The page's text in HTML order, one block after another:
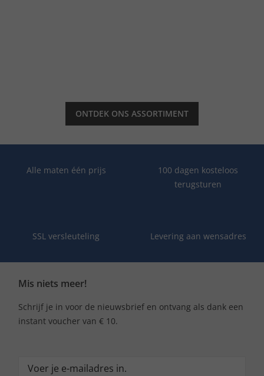
ONTDEK ONS ASSORTIMENT
Alle maten één prijs
100 dagen kosteloos
terugsturen
SSL versleuteling Levering aan wensadres
Mis niets meer!
Schrijf je in voor de nieuwsbrief en ontvang als dank een
instant voucher van € 10.